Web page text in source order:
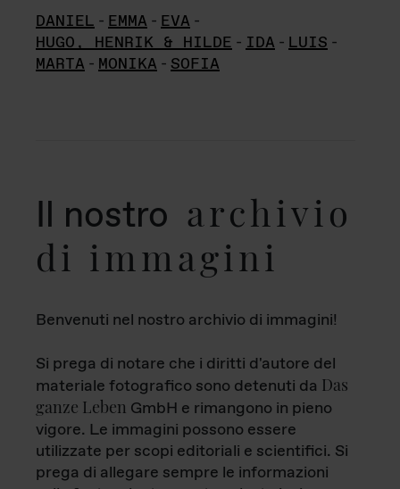
DANIEL - EMMA - EVA -
HUGO, HENRIK & HILDE - IDA - LUIS -
MARTA - MONIKA - SOFIA
Il nostro archivio
di immagini
Benvenuti nel nostro archivio di immagini!
Si prega di notare che i diritti d'autore del
materiale fotografico sono detenuti da Das
ganze Leben GmbH e rimangono in pieno
vigore. Le immagini possono essere
utilizzate per scopi editoriali e scientifici. Si
prega di allegare sempre le informazioni